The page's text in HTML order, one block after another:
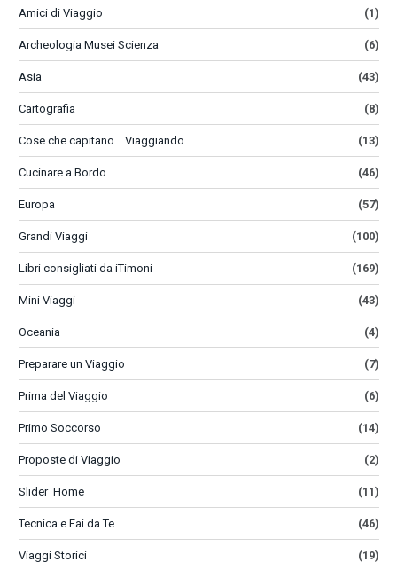
Amici di Viaggio (1)
Archeologia Musei Scienza (6)
Asia (43)
Cartografia (8)
Cose che capitano… Viaggiando (13)
Cucinare a Bordo (46)
Europa (57)
Grandi Viaggi (100)
Libri consigliati da iTimoni (169)
Mini Viaggi (43)
Oceania (4)
Preparare un Viaggio (7)
Prima del Viaggio (6)
Primo Soccorso (14)
Proposte di Viaggio (2)
Slider_Home (11)
Tecnica e Fai da Te (46)
Viaggi Storici (19)